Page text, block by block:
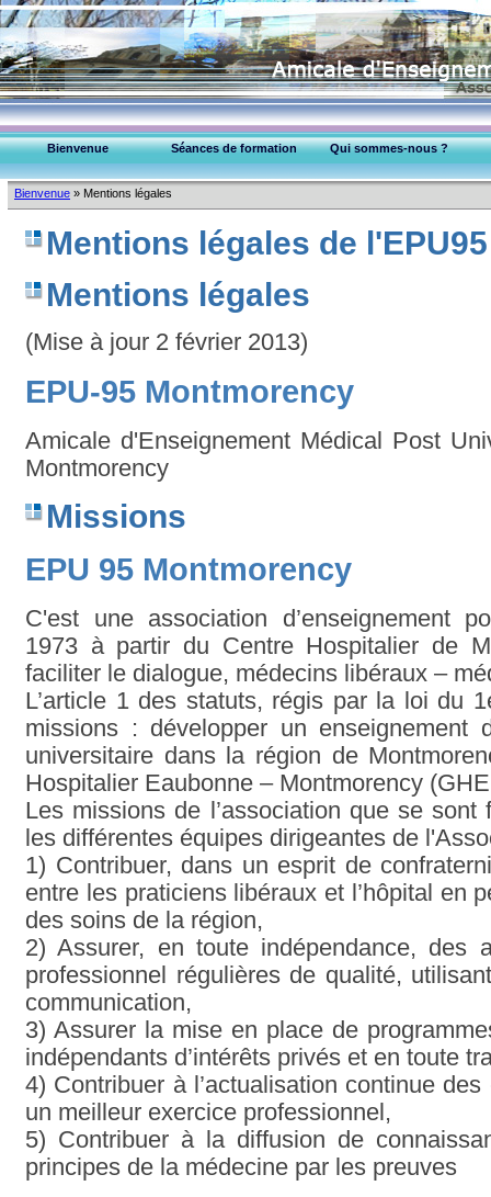
Bienvenue » Mentions légales
Mentions légales de l'EPU95
Mentions légales
(Mise à jour 2 février 2013)
EPU-95 Montmorency
Amicale d'Enseignement Médical Post
Montmorency
Missions
EPU 95 Montmorency
C'est une association d’enseignement
1973 à partir du Centre Hospitalier de
faciliter le dialogue, médecins libéraux –
L’article 1 des statuts, régis par la loi du
missions : développer un enseignement
universitaire dans la région de
Hospitalier Eaubonne – Montmorency
Les missions de l’association que se
les différentes équipes dirigeantes de
1) Contribuer, dans un esprit de
entre les praticiens libéraux et l’hôpital en
des soins de la région,
2) Assurer, en toute indépendance, des
professionnel régulières de qualité,
communication,
3) Assurer la mise en place de
indépendants d’intérêts privés et en toute
4) Contribuer à l’actualisation continue
un meilleur exercice professionnel,
5) Contribuer à la diffusion de
principes de la médecine par les preuves
Bienvenue Séances de formation
Qui sommes-nous ?
EPU-95 Montmorency